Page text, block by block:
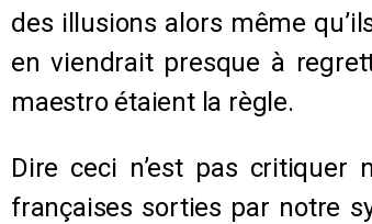
des illusions alors même
en viendrait presque à
maestro étaient la règle.
Dire ceci n’est pas critiquer
françaises sorties par notre